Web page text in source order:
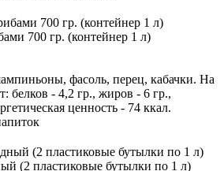
700 гр. (контейнер 1 л)
фасоль, перец, кабачки. На
белков - 4,2 гр., жиров - 6 гр.,
ценность - 74 ккал.
(2 пластиковые бутылки по 1 л)